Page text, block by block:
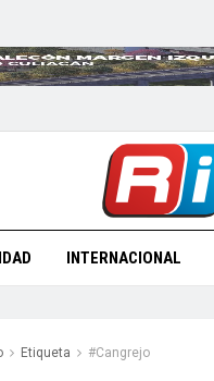
INTERNACIONAL
Etiqueta #Cangrejo